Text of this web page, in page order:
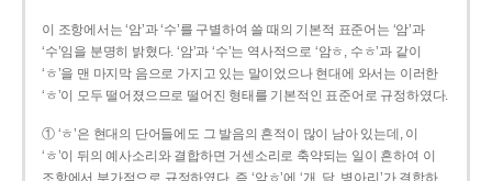
이 조항에서는 ‘암’과 ‘수’를 구별하여 쓸 때의 기본적 표준어는 ‘암’과
‘수’임을 분명히 밝혔다. ‘암’과 ‘수’는 역사적으로 ‘암ㅎ, 수ㅎ’과 같이
‘ㅎ’을 맨 마지막 음으로 가지고 있는 말이었으나 현대에 와서는 이러한
‘ㅎ’이 모두 떨어졌으므로 떨어진 형태를 기본적인 표준어로 규정하였다.
① ‘ㅎ’은 현대의 단어들에도 그 발음의 흔적이 많이 남아 있는데, 이
‘ㅎ’이 뒤의 예사소리와 결합하면 거센소리로 축약되는 일이 흔하여 이
조항에서 부가적으로 규정하였다. 즉 ‘암ㅎ’에 ‘개, 닭, 병아리’가 결합하